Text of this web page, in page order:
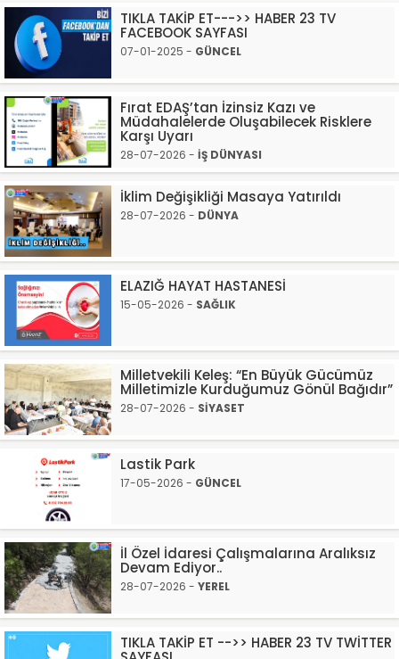
TIKLA TAKİP ET--->> HABER 23 TV
FACEBOOK SAYFASI
07-01-2025 - GÜNCEL
Fırat EDAŞ’tan İzinsiz Kazı ve
Müdahalelerde Oluşabilecek Risklere
Karşı Uyarı
28-07-2026 - İŞ DÜNYASI
İklim Değişikliği Masaya Yatırıldı
28-07-2026 - DÜNYA
ELAZIĞ HAYAT HASTANESİ
15-05-2026 - SAĞLIK
Milletvekili Keleş: “En Büyük Gücümüz
Milletimizle Kurduğumuz Gönül Bağıdır”
28-07-2026 - SİYASET
Lastik Park
17-05-2026 - GÜNCEL
İl Özel İdaresi Çalışmalarına Aralıksız
Devam Ediyor..
28-07-2026 - YEREL
TIKLA TAKİP ET -->> HABER 23 TV TWİTTER